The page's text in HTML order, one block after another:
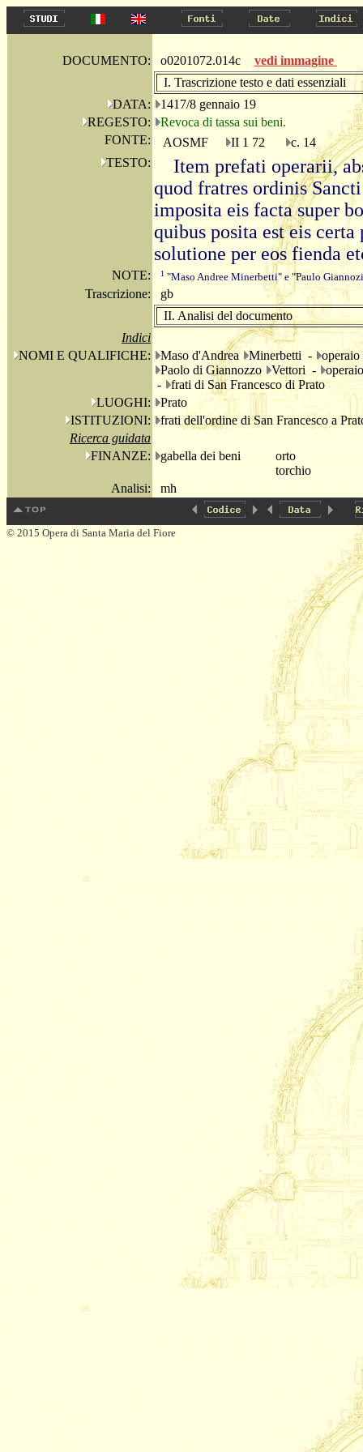
DOCUMENTO: o0201072.014c
vedi immagine
I. Trascrizione testo e dati essenziali
DATA:
1417/8 gennaio 19
REGESTO:
Revoca di tassa sui beni.
FONTE:
AOSMF II 1 72
c. 14
TESTO:
Item prefati operarii,
quod fratres ordinis
imposita eis facta super
quibus posita est eis
solutione per eos fienda
NOTE: 1 "Maso Andree Minerbetti" e "Paulo
Trascrizione:
gb
II. Analisi del documento
Indici
NOMI E QUALIFICHE:
Maso d'Andrea Minerbetti -
operaio
Paolo di Giannozzo
Vettori -
operaio
-
frati di San Francesco di Prato
LUOGHI:
Prato
ISTITUZIONI:
frati dell'ordine di San Francesco a
Ricerca guidata
FINANZE:
gabella dei beni
orto
torchio
Analisi:
mh
© 2015 Opera di Santa Maria del Fiore